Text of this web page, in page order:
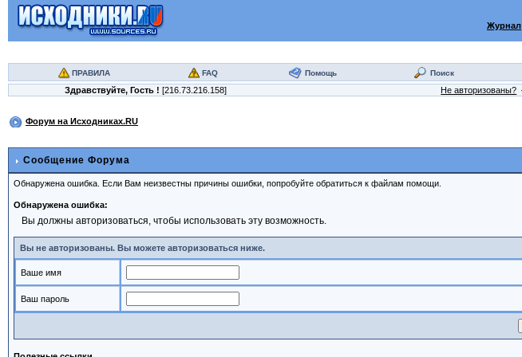
Журнал
ПРАВИЛА FAQ Помощь Поиск
Здравствуйте, Гость ! [216.73.216.158] Не авторизованы?
Форум на Исходниках.RU
Сообщение Форума
Обнаружена ошибка. Если Вам неизвестны причины ошибки, попробуйте обратиться к файлам помощи.
Обнаружена ошибка:
Вы должны авторизоваться, чтобы использовать эту возможность.
Вы не авторизованы. Вы можете авторизоваться ниже.
Ваше имя
Ваш пароль